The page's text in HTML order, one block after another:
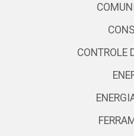
CONTROLE